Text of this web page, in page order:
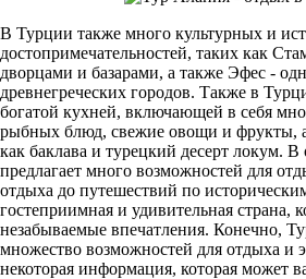
В Турции также много культурных и
достопримечательностей, таких как
дворцами и базарами, а также Эфес -
древнегреческих городов. Также в
богатой кухней, включающей в себя
рыбных блюд, свежие овощи и фрукты, а
как баклава и турецкий десерт локум.
предлагает много возможностей для
отдыха до путешествий по
гостеприимная и удивительная страна,
незабываемые впечатления. Конечно,
множество возможностей для отдыха и
некоторая информация, которая может